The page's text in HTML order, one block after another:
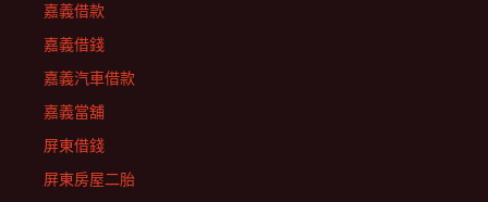
嘉義借款
嘉義借錢
嘉義汽車借款
嘉義當舖
屏東借錢
屏東房屋二胎